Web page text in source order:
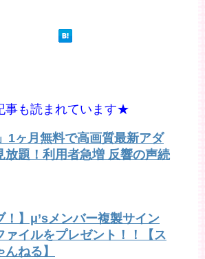
事も読まれています★
1ヶ月無料で高画質最新アダ
放題！利用者急増 反響の声続
！】μ’sメンバー複製サイン
ァイルをプレゼント！！【ス
ねる】